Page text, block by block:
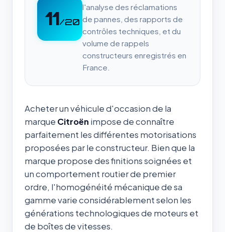
11/20
l'analyse des réclamations
de pannes, des rapports de
contrôles techniques, et du
volume de rappels
constructeurs enregistrés en
France.
Acheter un véhicule d'occasion de la
marque Citroën impose de connaître
parfaitement les différentes motorisations
proposées par le constructeur. Bien que la
marque propose des finitions soignées et
un comportement routier de premier
ordre, l'homogénéité mécanique de sa
gamme varie considérablement selon les
générations technologiques de moteurs et
de boîtes de vitesses.